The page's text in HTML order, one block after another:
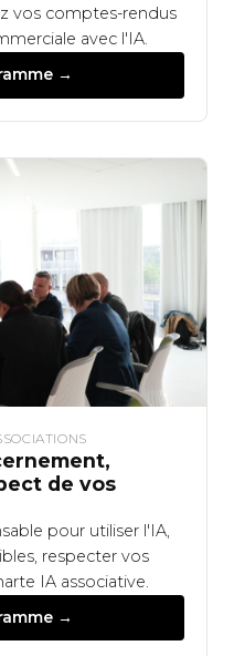
vos comptes-rendus
avec l'IA.
→
de vos
pour utiliser l'IA,
respecter vos
IA associative.
→